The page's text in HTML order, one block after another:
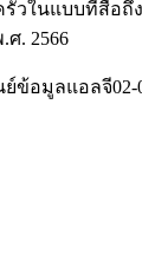
ในแบบที่สื่อถึง
. 2566
ข้อมูลแอลจี